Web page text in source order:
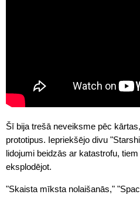
Šī bija trešā neveiksme pēc
prototipus. Iepriekšējo divu
lidojumi beidzās ar katastrofu,
eksplodējot.
"Skaista mīksta nolaišanās,"